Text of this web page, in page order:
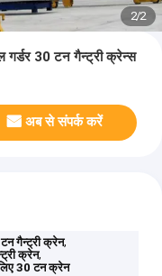
2/2
गर्डर 30 टन गैन्ट्री क्रेन्स
अब से संपर्क करें
गैन्ट्री क्रेन,
क्रेन,
30 टन क्रेन